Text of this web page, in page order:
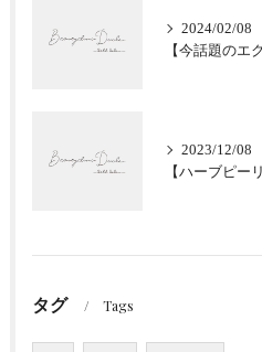
2024/02/08
2023/12/08
タグ Tags